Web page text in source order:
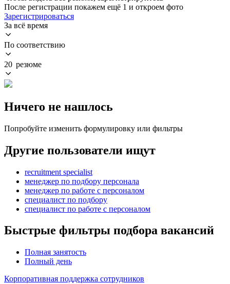
После регистрации покажем ещё 1 и откроем фото
Зарегистрироваться
За всё время
По соответствию
20 резюме
Ничего не нашлось
Попробуйте изменить формулировку или фильтры
Другие пользователи ищут
recruitment specialist
менеджер по подбору персонала
менеджер по работе с персоналом
специалист по подбору
специалист по работе с персоналом
Быстрые фильтры подбора вакансий
Полная занятость
Полный день
Корпоративная поддержка сотрудников